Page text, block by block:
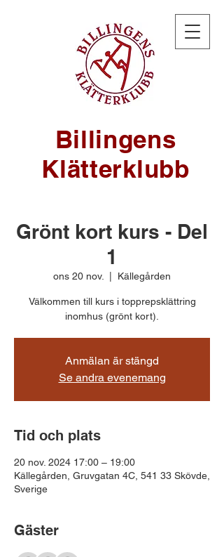
Billingens
Klätterklubb
Grönt kort kurs - Del
1
ons 20 nov. Källegården
Välkommen till kurs i topprepsklättring
inomhus (grönt kort).
Anmälan är stängd
Se andra evenemang
Tid och plats
20 nov. 2024 17:00 – 19:00
Källegården, Gruvgatan 4C, 541 33 Skövde,
Sverige
Gäster